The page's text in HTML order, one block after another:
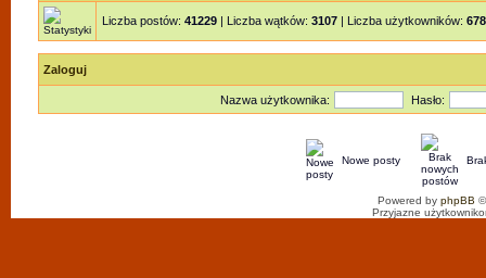
Liczba postów: 41229 | Liczba wątków: 3107 | Liczba użytkowników: 678
Zaloguj
Nazwa użytkownika: Hasło:
Nowe posty
Powered by phpBB
Przyjazne